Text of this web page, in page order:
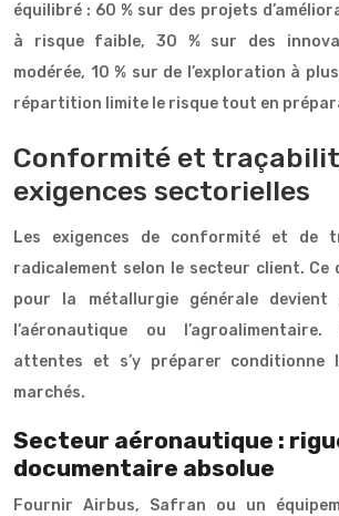
équilibré : 60 % sur des projets
à risque faible, 30 % sur des
modérée, 10 % sur de l’exploration à
répartition limite le risque tout en
Conformité et
exigences sectorielles
Les exigences de conformité et de
radicalement selon le secteur client. Ce
pour la métallurgie générale devient
l’aéronautique ou
attentes et s’y préparer conditionne
marchés.
Secteur aéronautique :
documentaire absolue
Fournir Airbus, Safran ou un